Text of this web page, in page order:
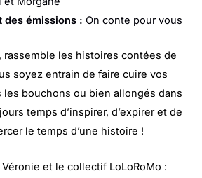
des émissions : On conte pour vous
rassemble les histoires contées de
soyez entrain de faire cuire vos
les bouchons ou bien allongés dans
temps d’inspirer, d’expirer et de
le temps d’une histoire !
et le collectif LoLoRoMo :